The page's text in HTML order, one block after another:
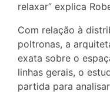
relaxar” explica
Com relação à
poltronas, a
exata sobre o
linhas gerais, o
partida para